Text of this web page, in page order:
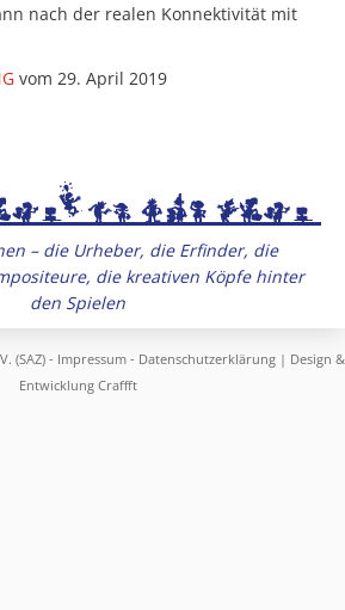
nach der realen Konnektivität mit
vom 29. April 2019
– die Urheber, die Erfinder, die
die kreativen Köpfe hinter
den Spielen
(SAZ) - Impressum- Datenschutzerklärung| Design &
Entwicklung Craffft